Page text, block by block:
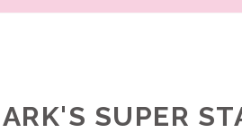
ARK'S SUPER